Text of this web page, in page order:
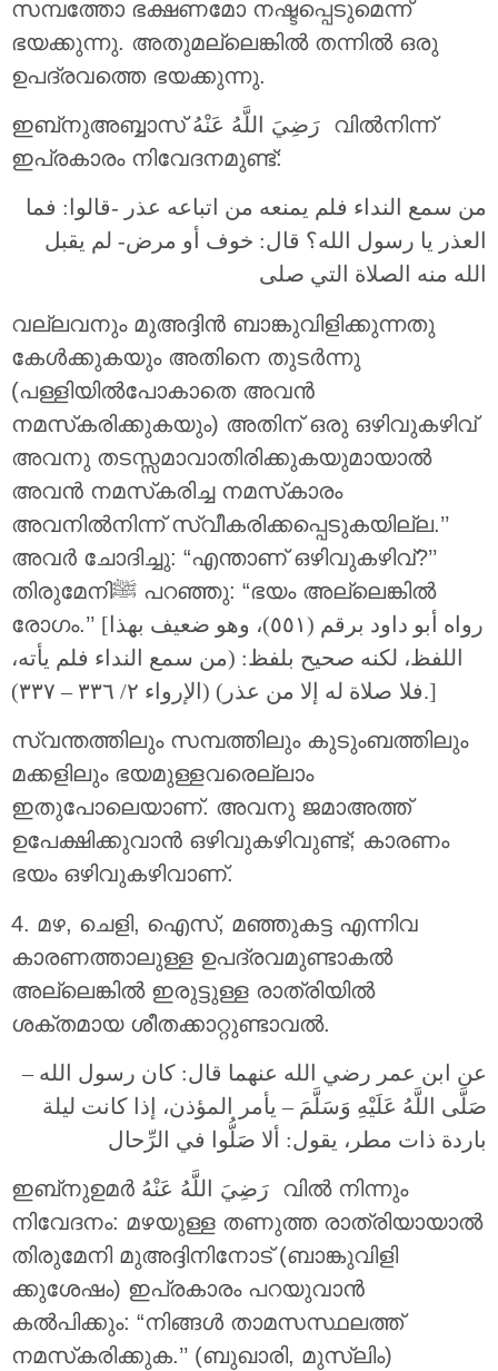
സമ്പത്തോ ഭക്ഷണമോ നഷ്ടപ്പെടുമെന്ന്
ഭയക്കുന്നു. അതുമല്ലെങ്കിൽ തന്നിൽ ഒരു
ഉപദ്രവത്തെ ഭയക്കുന്നു.
ഇബ്‌നുഅബ്ബാസ് رَضِيَ اللَّهُ عَنْهُ വിൽനിന്ന്
ഇപ്രകാരം നിവേദനമുണ്ട്:
من سمع النداء فلم يمنعه من اتباعه عذر -قالوا: فما
العذر يا رسول الله؟ قال: خوف أو مرض- لم يقبل
الله منه الصلاة التي صلى
വല്ലവനും മുഅദ്ദിൻ ബാങ്കുവിളിക്കുന്നതു
കേൾക്കുകയും അതിനെ തുടർന്നു
(പള്ളിയിൽപോകാതെ അവൻ
നമസ്‌കരിക്കുകയും) അതിന് ഒരു ഒഴിവുകഴിവ്
അവനു തടസ്സമാവാതിരിക്കുകയുമായാൽ
അവൻ നമസ്‌കരിച്ച നമസ്‌കാരം
അവനിൽനിന്ന് സ്വീകരിക്കപ്പെടുകയില്ല.’’
അവർ ചോദിച്ചു: “എന്താണ് ഒഴിവുകഴിവ്?’’
തിരുമേനിﷺ പറഞ്ഞു: “ഭയം അല്ലെങ്കിൽ
രോഗം.’’ [رواه أبو داود برقم (٥٥١)، وهو ضعيف بهذا
اللفظ، لكنه صحيح بلفظ: (من سمع النداء فلم يأته،
فلاصلاة له إلا من عذر) (الإرواء ٢/ ٣٣٦ – ٣٣٧).]
സ്വന്തത്തിലും സമ്പത്തിലും കുടുംബത്തിലും
മക്കളിലും ഭയമുള്ളവരെല്ലാം
ഇതുപോലെയാണ്. അവനു ജമാഅത്ത്
ഉപേക്ഷിക്കുവാൻ ഒഴിവുകഴിവുണ്ട്; കാരണം
ഭയം ഒഴിവുകഴിവാണ്.
4. മഴ, ചെളി, ഐസ്, മഞ്ഞുകട്ട എന്നിവ
കാരണത്താലുള്ള ഉപദ്രവമുണ്ടാകൽ
അല്ലെങ്കിൽ ഇരുട്ടുള്ള രാത്രിയിൽ
ശക്തമായ ശീതക്കാറ്റുണ്ടാവൽ.
عن ابن عمر رضي الله عنهما قال: كان رسول الله –
صَلَّى اللَّهُ عَلَيْهِ وَسَلَّمَ – يأمر المؤذن، إذا كانت ليلة
باردة ذات مطر، يقول: ألا صَلُّوا في الرِّحال
ഇബ്‌നുഉമര്‍ رَضِيَ اللَّهُ عَنْهُ വിൽ നിന്നും
നിവേദനം: മഴയുള്ള തണുത്ത രാത്രിയായാൽ
തിരുമേനി മുഅദ്ദിനിനോട് (ബാങ്കുവിളി
ക്കുശേഷം) ഇപ്രകാരം പറയുവാൻ
കൽപിക്കും: “നിങ്ങൾ താമസസ്ഥലത്ത്
നമസ്‌കരിക്കുക.’’ (ബുഖാരി, മുസ്ലിം)